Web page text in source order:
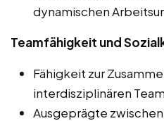
dynamischen
Teamfähigkeit und
Fähigkeit zur
interdisziplinären
Ausgeprägte